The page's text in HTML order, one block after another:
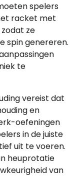
spelers
racket met
ze
spin genereren.
te
vereist dat
en
oefeningen
in de juiste
uit te voeren.
heuprotatie
van